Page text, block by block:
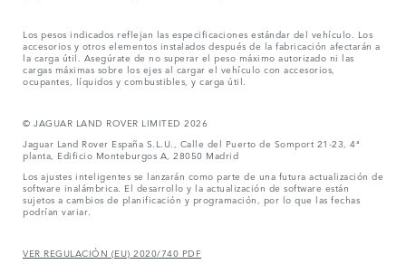
Los pesos indicados reflejan las especificaciones estándar del vehículo. Los
accesorios y otros elementos instalados después de la fabricación afectarán a
la carga útil. Asegúrate de no superar el peso máximo autorizado ni las
cargas máximas sobre los ejes al cargar el vehículo con accesorios,
ocupantes, líquidos y combustibles, y carga útil.
© JAGUAR LAND ROVER LIMITED 2026
Jaguar Land Rover España S.L.U., Calle del Puerto de Somport 21-23, 4ª
planta, Edificio Monteburgos A, 28050 Madrid
Los ajustes inteligentes se lanzarán como parte de una futura actualización de
software inalámbrica. El desarrollo y la actualización de software están
sujetos a cambios de planificación y programación, por lo que las fechas
podrían variar.
VER REGULACIÓN (EU) 2020/740 PDF